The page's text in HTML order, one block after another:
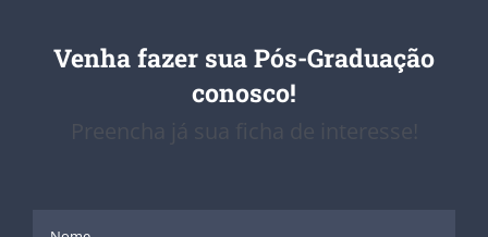
Venha fazer sua Pós-Graduação
conosco!